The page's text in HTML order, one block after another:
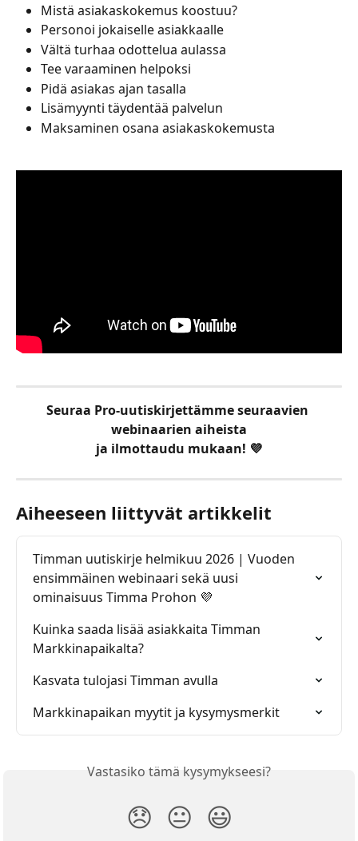
Mistä asiakaskokemus koostuu?
Personoi jokaiselle asiakkaalle
Vältä turhaa odottelua aulassa
Tee varaaminen helpoksi
Pidä asiakas ajan tasalla
Lisämyynti täydentää palvelun
Maksaminen osana asiakaskokemusta
Seuraa Pro-uutiskirjettämme seuraavien
webinaarien aiheista
ja ilmottaudu mukaan! 💜
Aiheeseen liittyvät artikkelit
Timman uutiskirje helmikuu 2026 | Vuoden
ensimmäinen webinaari sekä uusi
ominaisuus Timma Prohon 💜
Kuinka saada lisää asiakkaita Timman
Markkinapaikalta?
Kasvata tulojasi Timman avulla
Markkinapaikan myytit ja kysymysmerkit
Vastasiko tämä kysymykseesi?
😞 😐 😃